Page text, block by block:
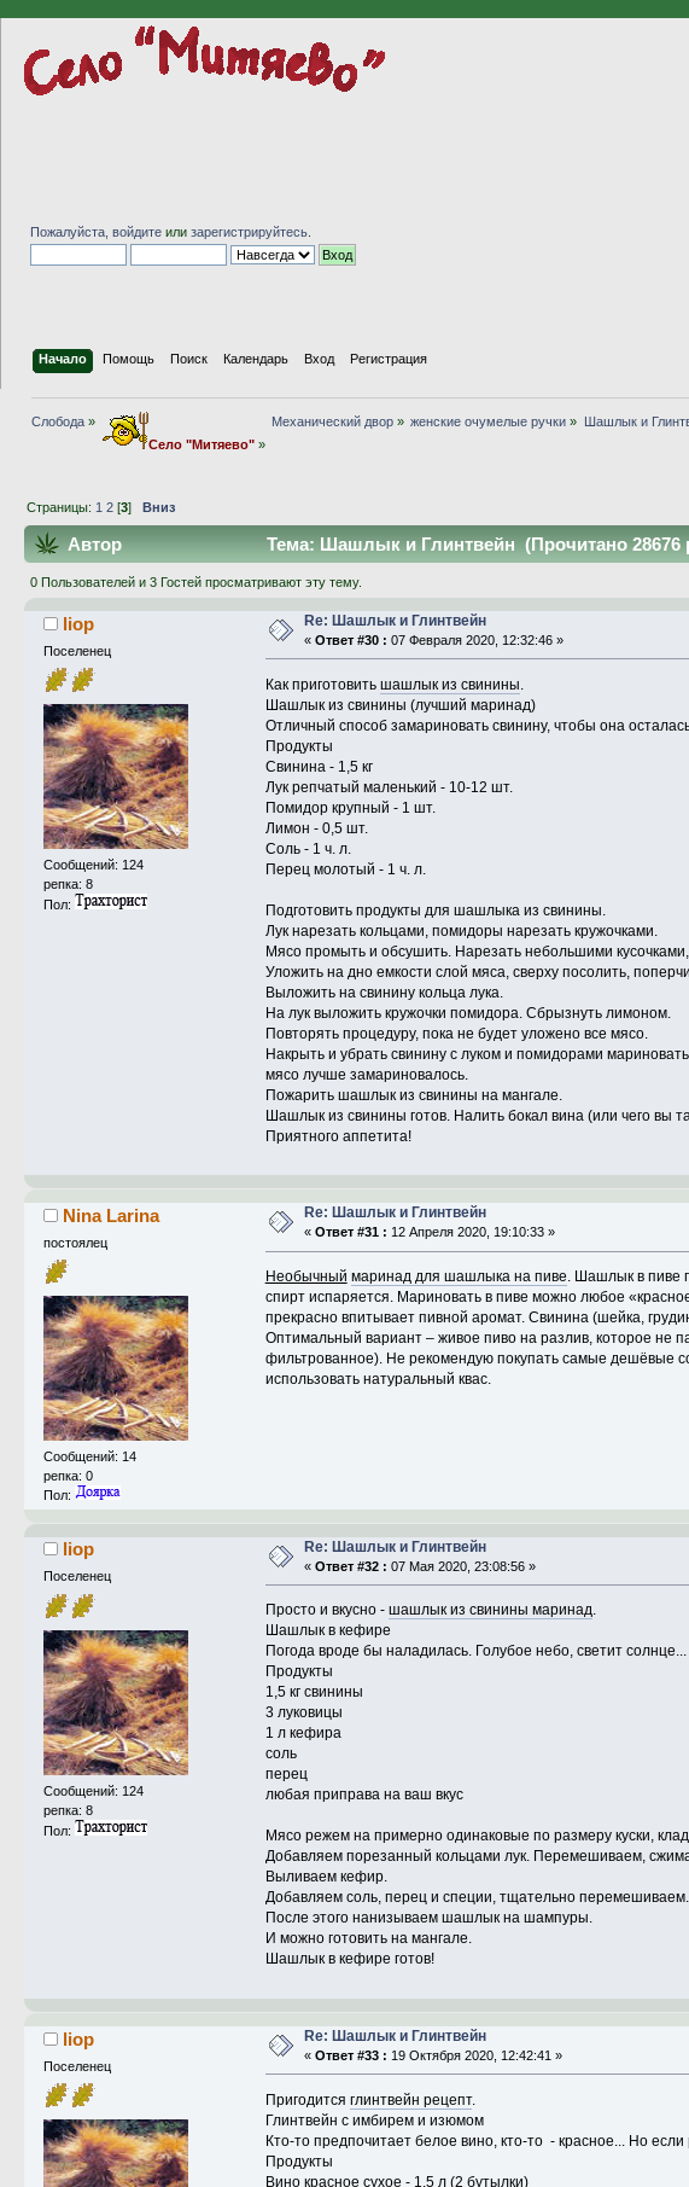
Пожалуйста, войдите или зарегистрируйтесь
Начало Помощь Поиск Календарь Вход Регистрация
Слобода »
Село "Митяево"»
Механический двор» женские очумелые ручки » Шашлык и
Страницы: 1 2 [3]Вниз
Автор Тема: Шашлык и Глинтвейн (Прочитано 28676
0 Пользователей и 3 Гостей просматривают эту тему.
liop
Поселенец
Сообщений: 124
репка: 8
Пол:
Re: Шашлык и Глинтвейн
« Ответ #30 : 07 Февраля 2020, 12:32:46 »
Как приготовить шашлык из свинины.
Шашлык из свинины (лучший маринад)
Отличный способ замариновать свинину, чтобы она
Продукты
Свинина - 1,5 кг
Лук репчатый маленький - 10-12 шт.
Помидор крупный - 1 шт.
Лимон - 0,5 шт.
Соль - 1 ч. л.
Перец молотый - 1 ч. л.
Подготовить продукты для шашлыка из свинины.
Лук нарезать кольцами, помидоры нарезать кружочками.
Мясо промыть и обсушить. Нарезать небольшими
Уложить на дно емкости слой мяса, сверху посолить,
Выложить на свинину кольца лука.
На лук выложить кружочки помидора. Сбрызнуть лимоном.
Повторять процедуру, пока не будет уложено все мясо.
Накрыть и убрать свинину с луком и помидорами
мясо лучше замариновалось.
Пожарить шашлык из свинины на мангале.
Шашлык из свинины готов. Налить бокал вина (или чего вы
Приятного аппетита!
Nina Larina
постоялец
Сообщений: 14
репка: 0
Пол:
Re: Шашлык и Глинтвейн
« Ответ #31 : 12 Апреля 2020, 19:10:33 »
Необычный маринад для шашлыка на пиве. Шашлык в пиве
спирт испаряется. Мариновать в пиве можно любое
прекрасно впитывает пивной аромат. Свинина (шейка,
Оптимальный вариант – живое пиво на разлив, которое не
фильтрованное). Не рекомендую покупать самые дешёвые
использовать натуральный квас.
liop
Поселенец
Сообщений: 124
репка: 8
Пол:
Re: Шашлык и Глинтвейн
« Ответ #32 : 07 Мая 2020, 23:08:56 »
Просто и вкусно - шашлык из свинины маринад.
Шашлык в кефире
Погода вроде бы наладилась. Голубое небо, светит
Продукты
1,5 кг свинины
3 луковицы
1 л кефира
соль
перец
любая приправа на ваш вкус
Мясо режем на примерно одинаковые по размеру куски,
Добавляем порезанный кольцами лук. Перемешиваем,
Выливаем кефир.
Добавляем соль, перец и специи, тщательно
После этого нанизываем шашлык на шампуры.
И можно готовить на мангале.
Шашлык в кефире готов!
liop
Поселенец
Re: Шашлык и Глинтвейн
« Ответ #33 : 19 Октября 2020, 12:42:41 »
Пригодится глинтвейн рецепт.
Глинтвейн с имбирем и изюмом
Кто-то предпочитает белое вино, кто-то - красное... Но
Продукты
Вино красное сухое - 1,5 л (2 бутылки)